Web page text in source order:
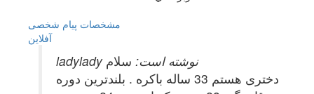
مشخصات پیام شخصی
آفلاين
ladylady نوشته است: سلام
دختری هستم 33 ساله باکره . بلندترین دوره